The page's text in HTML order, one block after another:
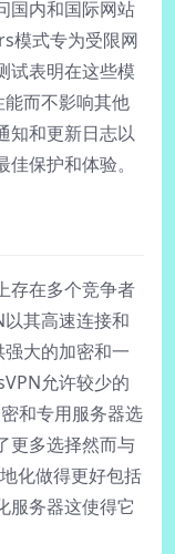
国内和国际网站
模式专为受限网
试表明在这些模
而不影响其他
知和更新日志以
保护和体验。
存在多个竞争者
其高速连接和
大的加密和一
允许较少的
和专用服务器选
更多选择然而与
化做得更好包括
服务器这使得它